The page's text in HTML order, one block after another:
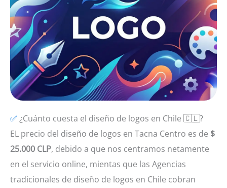
✅ ¿Cuánto cuesta el diseño de logos en Chile 🇨🇱?
EL precio del diseño de logos en Tacna Centro es de $
25.000 CLP, debido a que nos centramos netamente
en el servicio online, mientas que las Agencias
tradicionales de diseño de logos en Chile cobran